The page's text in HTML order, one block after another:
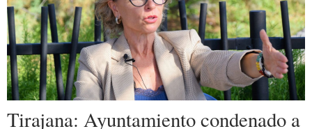
Tirajana: Ayuntamiento condenado a